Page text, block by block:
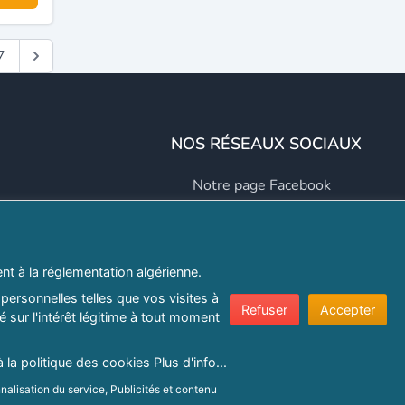
NOS RÉSEAUX SOCIAUX
Notre page Facebook
Notre page Twitter
confidentialité|Protection de la vie privée
à la réglementation algérienne.
telles que vos visites à
sur l'intérêt légitime à tout moment
la politique des cookies Plus d'info...
du service, Publicités et contenu
Refuser Accepter